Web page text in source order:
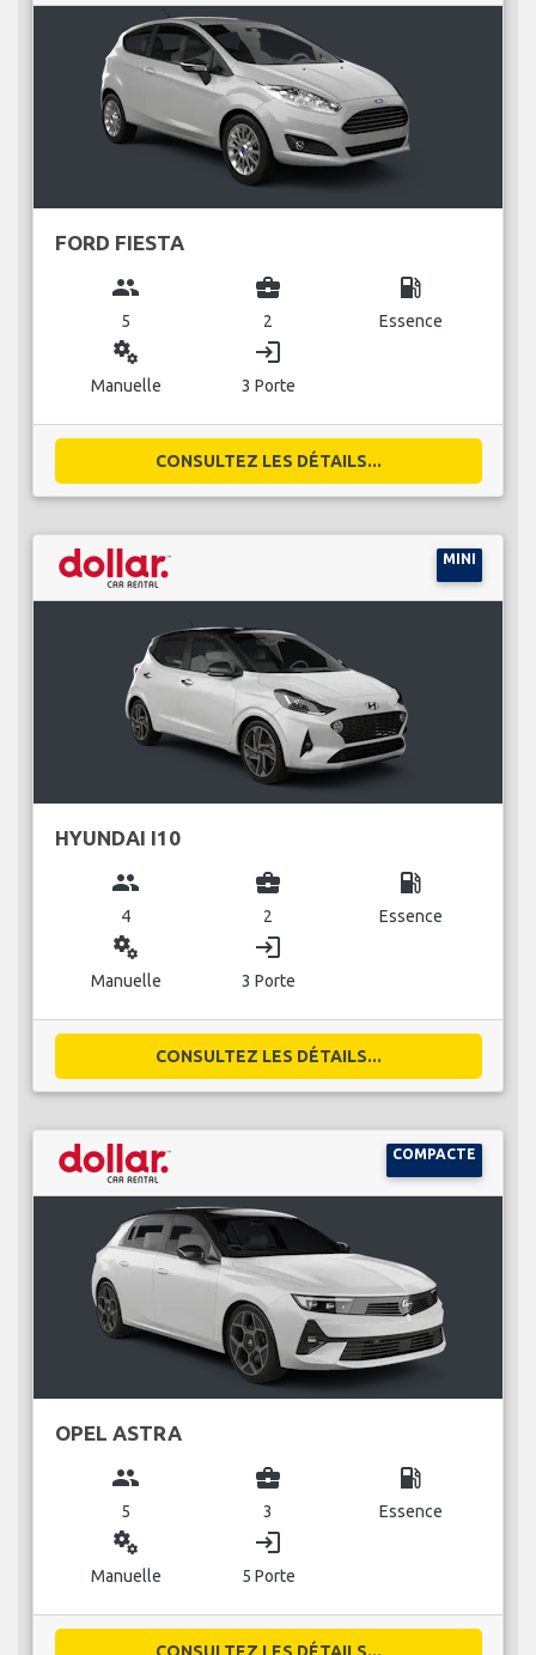
FORD FIESTA
group
5
business_center
2
local_gas_station
Essence
miscellaneous_services
Manuelle
login
3 Porte
CONSULTEZ LES DÉTAILS...
MINI
HYUNDAI I10
group
4
business_center
2
local_gas_station
Essence
miscellaneous_services
Manuelle
login
3 Porte
CONSULTEZ LES DÉTAILS...
COMPACTE
OPEL ASTRA
group
5
business_center
3
local_gas_station
Essence
miscellaneous_services
Manuelle
login
5 Porte
CONSULTEZ LES DÉTAILS...